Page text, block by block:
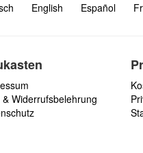
English Español
& Widerrufsbelehrung